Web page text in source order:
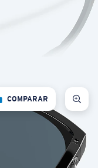
COMPARAR